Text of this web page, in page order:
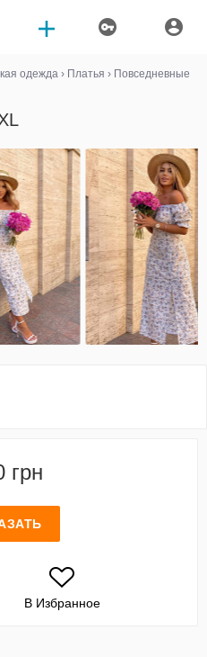
одежда › Платья › Повседневные
грн
В Избранное